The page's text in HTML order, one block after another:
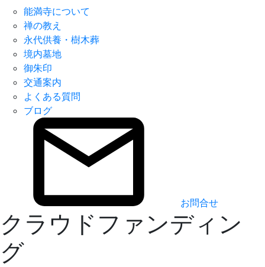
能満寺について
禅の教え
永代供養・樹木葬
境内墓地
御朱印
交通案内
よくある質問
ブログ
お問合せ
クラウドファンディン
グ